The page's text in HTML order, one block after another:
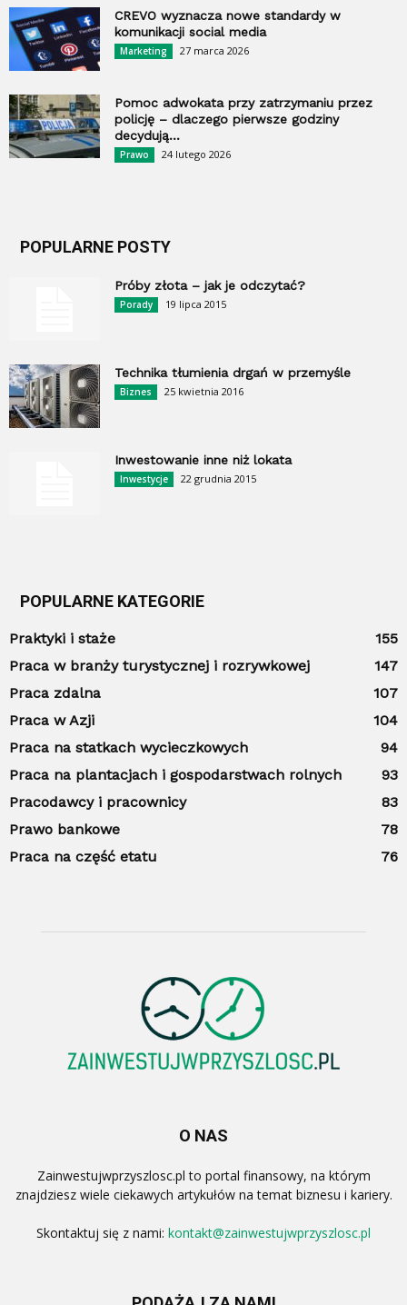
CREVO wyznacza nowe standardy w
komunikacji social media
Marketing 27 marca 2026
Pomoc adwokata przy zatrzymaniu przez
policję – dlaczego pierwsze godziny
decydują...
Prawo 24 lutego 2026
POPULARNE POSTY
Próby złota – jak je odczytać?
Porady 19 lipca 2015
Technika tłumienia drgań w przemyśle
Biznes 25 kwietnia 2016
Inwestowanie inne niż lokata
Inwestycje 22 grudnia 2015
POPULARNE KATEGORIE
Praktyki i staże
155
Praca w branży turystycznej i rozrywkowej
147
Praca zdalna
107
Praca w Azji
104
Praca na statkach wycieczkowych
94
Praca na plantacjach i gospodarstwach rolnych
93
Pracodawcy i pracownicy
83
Prawo bankowe
78
Praca na część etatu
76
O NAS
Zainwestujwprzyszlosc.pl to portal finansowy, na którym
znajdziesz wiele ciekawych artykułów na temat biznesu i kariery.
Skontaktuj się z nami: kontakt@zainwestujwprzyszlosc.pl